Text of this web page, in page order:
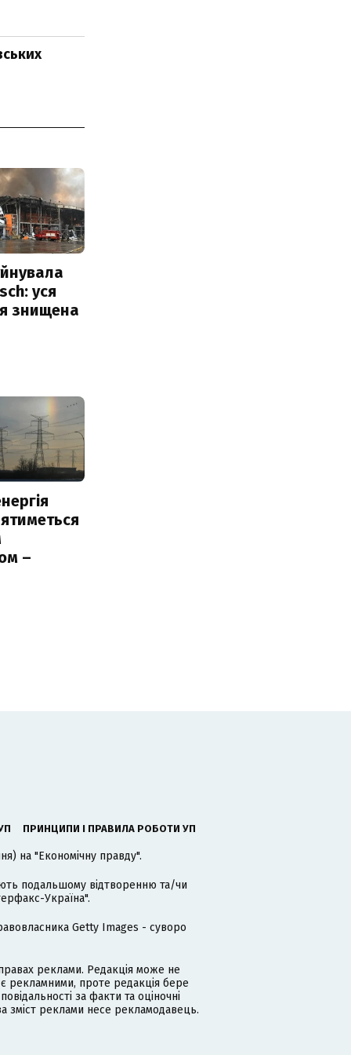
уся
знищена
–
ПРИНЦИПИ І ПРАВИЛА РОБОТИ УП
на "Економічну правду".
подальшому відтворенню та/чи
Україна".
Getty Images - суворо
реклами. Редакція може не
рекламними, проте редакція бере
за факти та оціночні
зміст реклами несе рекламодавець.